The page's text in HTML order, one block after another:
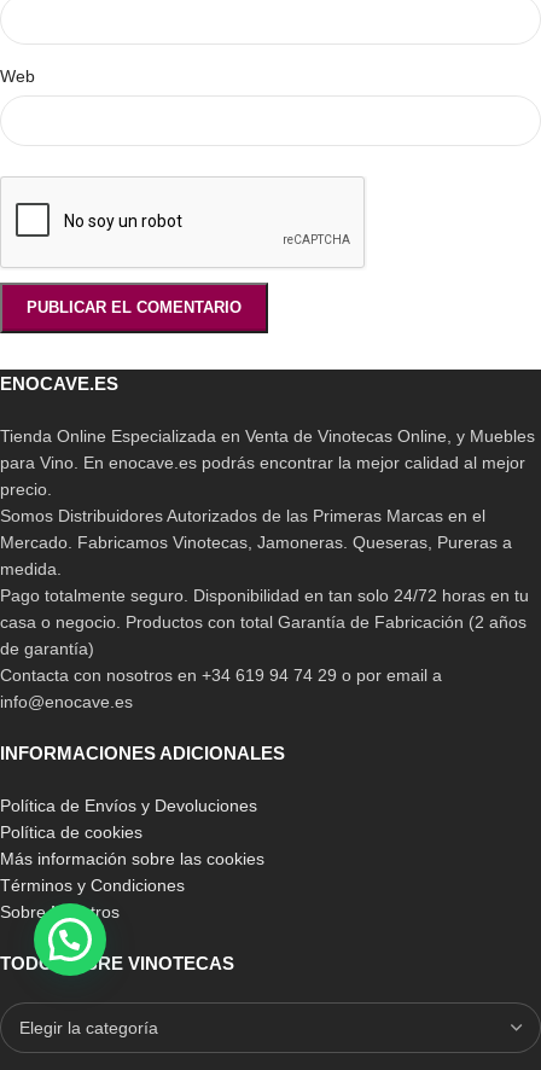
Web
ENOCAVE.ES
Tienda Online Especializada en Venta de Vinotecas Online, y Muebles
para Vino. En enocave.es podrás encontrar la mejor calidad al mejor
precio.
Somos Distribuidores Autorizados de las Primeras Marcas en el
Mercado. Fabricamos Vinotecas, Jamoneras. Queseras, Pureras a
medida.
Pago totalmente seguro. Disponibilidad en tan solo 24/72 horas en tu
casa o negocio. Productos con total Garantía de Fabricación (2 años
de garantía)
Contacta con nosotros en +34 619 94 74 29 o por email a
info@enocave.es
INFORMACIONES ADICIONALES
Política de Envíos y Devoluciones
Política de cookies
Más información sobre las cookies
Términos y Condiciones
Sobre Nosotros
TODO SOBRE VINOTECAS